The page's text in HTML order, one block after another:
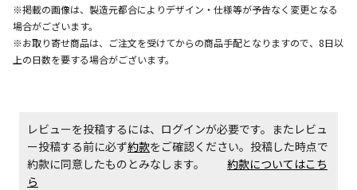
商品購入個数ごとに送料がかかる商品です
※掲載の画像は、製造元都合によりデザイン・仕様等が予告なく変更となる
場合がございます。
※お取り寄せ商品は、ご注文を受けてからの商品手配となりますので、8日以
上の日数を要する場合がございます。
レビューを投稿するには、ログインが必要です。またレビュ
ー投稿する前に必ず約款をご確認ください。投稿した時点で
約款に同意したものとみなします。 約款についてはこち
ら